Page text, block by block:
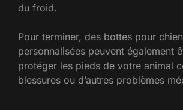
du froid.
Pour terminer, des bottes pour
personnalisées peuvent également
protéger les pieds de votre animal
blessures ou d’autres problèmes